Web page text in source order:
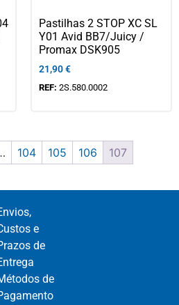
Pastilhas 2 STOP XC SL
Y01 Avid BB7/Juicy /
Promax DSK905
21,90€
REF: 2S.580.0002
104 105 106 107
e
de
de